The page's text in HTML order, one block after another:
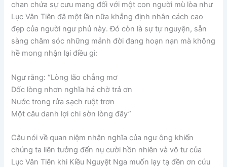
chan chứa sự cưu mang đối với một con người mù lòa như
Lục Vân Tiên đã một lần nữa khẳng định nhân cách cao
đẹp của người ngư phủ này. Đó còn là sự tự nguyện, sẵn
sàng chăm sóc những mảnh đời đang hoạn nạn mà không
hề mong nhận lại điều gì:
Ngư rằng: “Lòng lão chẳng mơ
Dốc lòng nhơn nghĩa há chờ trả ơn
Nước trong rửa sạch ruột trơn
Một câu danh lợi chi sờn lòng đây”
Câu nói về quan niệm nhân nghĩa của ngư ông khiến
chúng ta liên tưởng đến nụ cười hồn nhiên và vô tư của
Lục Vân Tiên khi Kiều Nguyệt Nga muốn lạy tạ đền ơn cứu